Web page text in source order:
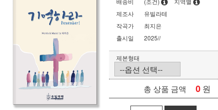
제조사
유빌라테
작곡가
최지은
출시일
2025//
제본형태
총 상품 금액 0 원